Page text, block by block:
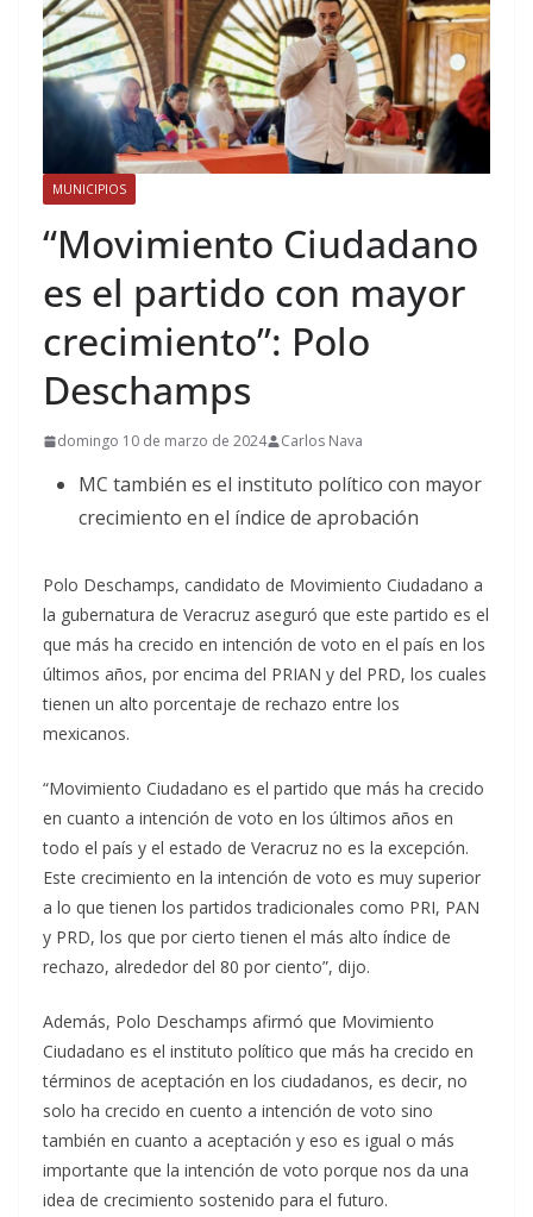
MUNICIPIOS
“Movimiento Ciudadano
es el partido con mayor
crecimiento”: Polo
Deschamps
domingo 10 de marzo de 2024 Carlos Nava
MC también es el instituto político con mayor
crecimiento en el índice de aprobación
Polo Deschamps, candidato de Movimiento Ciudadano a
la gubernatura de Veracruz aseguró que este partido es el
que más ha crecido en intención de voto en el país en los
últimos años, por encima del PRIAN y del PRD, los cuales
tienen un alto porcentaje de rechazo entre los
mexicanos.
“Movimiento Ciudadano es el partido que más ha crecido
en cuanto a intención de voto en los últimos años en
todo el país y el estado de Veracruz no es la excepción.
Este crecimiento en la intención de voto es muy superior
a lo que tienen los partidos tradicionales como PRI, PAN
y PRD, los que por cierto tienen el más alto índice de
rechazo, alrededor del 80 por ciento”, dijo.
Además, Polo Deschamps afirmó que Movimiento
Ciudadano es el instituto político que más ha crecido en
términos de aceptación en los ciudadanos, es decir, no
solo ha crecido en cuento a intención de voto sino
también en cuanto a aceptación y eso es igual o más
importante que la intención de voto porque nos da una
idea de crecimiento sostenido para el futuro.